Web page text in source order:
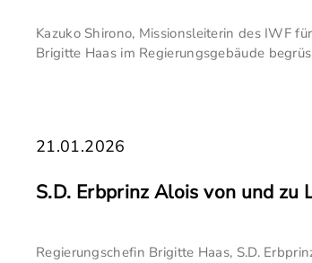
Kazuko Shirono, Missionsleiterin des IWF
Brigitte Haas im Regierungsgebäude
21.01.2026
S.D. Erbprinz Alois von und zu
Regierungschefin Brigitte Haas, S.D.